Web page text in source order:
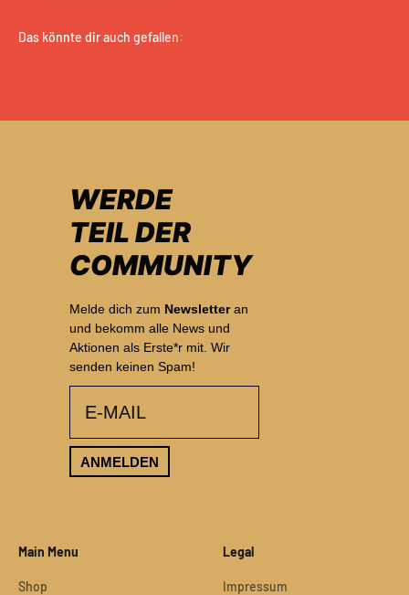
WERDE
TEIL DER
COMMUNITY
Melde dich zum Newsletteran
und bekomm alle News und
Aktionen als Erste*r mit. Wir
senden keinen Spam!
ANMELDEN
Main Menu
Shop
Legal
Impressum